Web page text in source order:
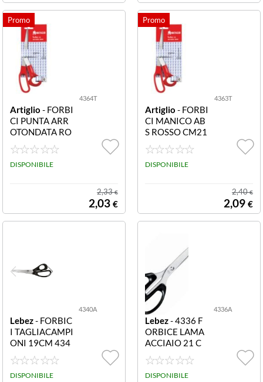
4364T
Artiglio - FORBI
CI PUNTA ARR
OTONDATA RO
SSO MANICO A
BS CM18 TRYM
E 4364T FORBI
DISPONIBILE
2,33€
2,03 €
4363T
Artiglio - FORBI
CI MANICO AB
S ROSSO CM21
TRYME 4363T
FORBICI MANI
CO ABS ROSSO
DISPONIBILE
2,40€
2,09 €
4340A
Lebez- FORBIC
I TAGLIACAMPI
ONI 19CM 434
0 FORBICI TAG
LIACAMPIONI
ZIG-ZAG 19CM
DISPONIBILE
4336A
Lebez- 4336 F
ORBICE LAMA
ACCIAIO 21 C
M FORBICE LA
MA ACCIAIO 2
1 CM
DISPONIBILE